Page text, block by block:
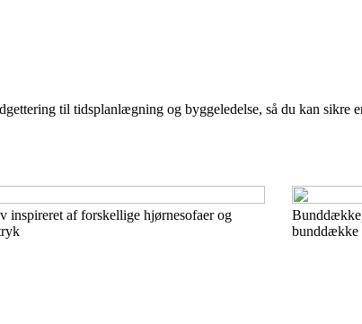
til tidsplanlægning og byggeledelse, så du kan sikre
inspireret af forskellige hjørnesofaer og
bunddække